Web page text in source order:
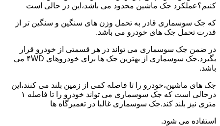
کنیم؟عملکرد جک ماشین محدود می باشد،این در حالی است
که جک سوسماری قادر به تحمل وزن های سنگین و سنگین تر از
قدرت تحمل جک های خودرو می باشد.
در ضمن جک سوسماری می تواند در هر قسمتی از خودرو قرار
بگیرد.جک سوسماری از بهترین جک ها برای خودروهای ۴WD می
باشد.
جک های ماشین،خودرو را تا فاصله کمی از زمین بلند می کنند،این
درحالی است که جک سوسماری می تواند خودرو را تا فاصله ۱
متری نیز بلند کند.جک سوسماری غالبا در تعمیرگاه ها
استفاده می شود.